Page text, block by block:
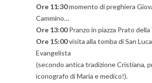
Ore 11:30momento di preghiera
Cammino…
Ore 13:00Pranzo in piazza Prato della
Ore 15:00visita alla tomba di San Luca
Evangelista
(secondo antica tradizione Cristiana,
iconografo di Maria e medico!).